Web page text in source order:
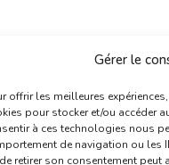
Gérer le
offrir les meilleures
pour stocker et/ou accéder
à ces technologies nous
de navigation ou les
retirer son consentement peut